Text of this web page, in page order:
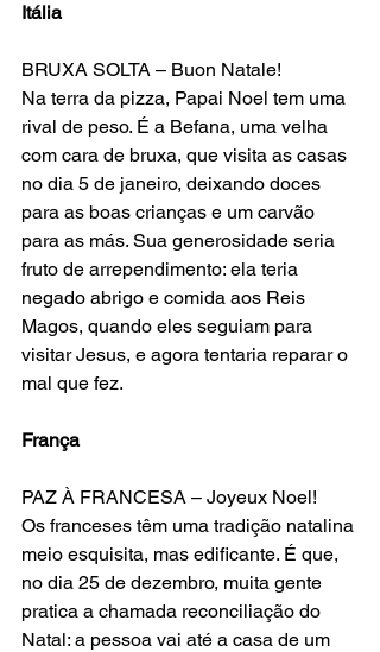
Itália
BRUXA SOLTA – Buon Natale!
Na terra da pizza, Papai Noel tem uma
rival de peso. É a Befana, uma velha
com cara de bruxa, que visita as casas
no dia 5 de janeiro, deixando doces
para as boas crianças e um carvão
para as más. Sua generosidade seria
fruto de arrependimento: ela teria
negado abrigo e comida aos Reis
Magos, quando eles seguiam para
visitar Jesus, e agora tentaria reparar o
mal que fez.
França
PAZ À FRANCESA – Joyeux Noel!
Os franceses têm uma tradição natalina
meio esquisita, mas edificante. É que,
no dia 25 de dezembro, muita gente
pratica a chamada reconciliação do
Natal: a pessoa vai até a casa de um